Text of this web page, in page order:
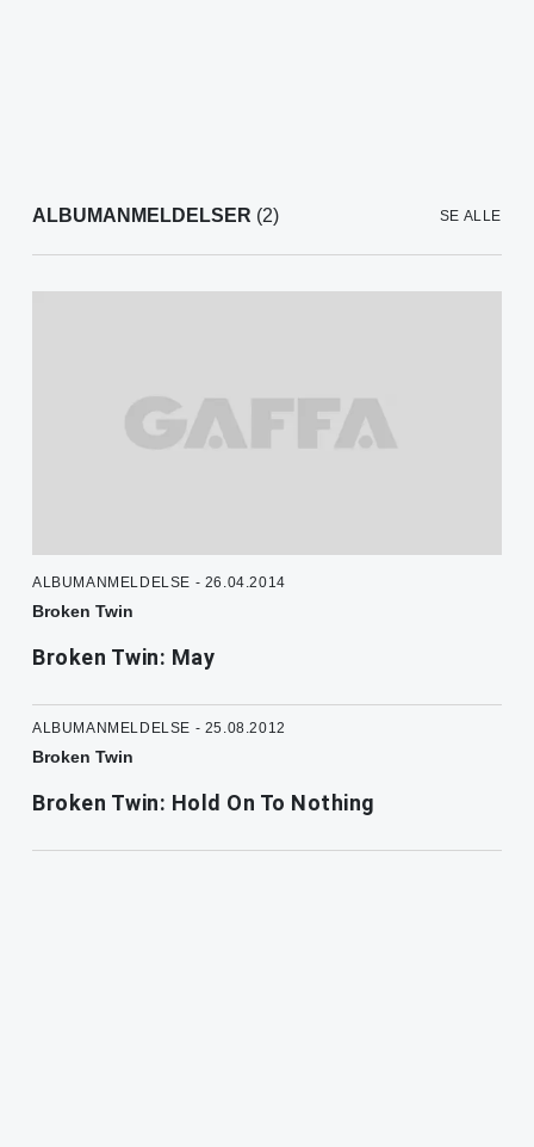
ALBUMANMELDELSER (2) SE ALLE
ALBUMANMELDELSE - 26.04.2014
Broken Twin
Broken Twin: May
ALBUMANMELDELSE - 25.08.2012
Broken Twin
Broken Twin: Hold On To Nothing